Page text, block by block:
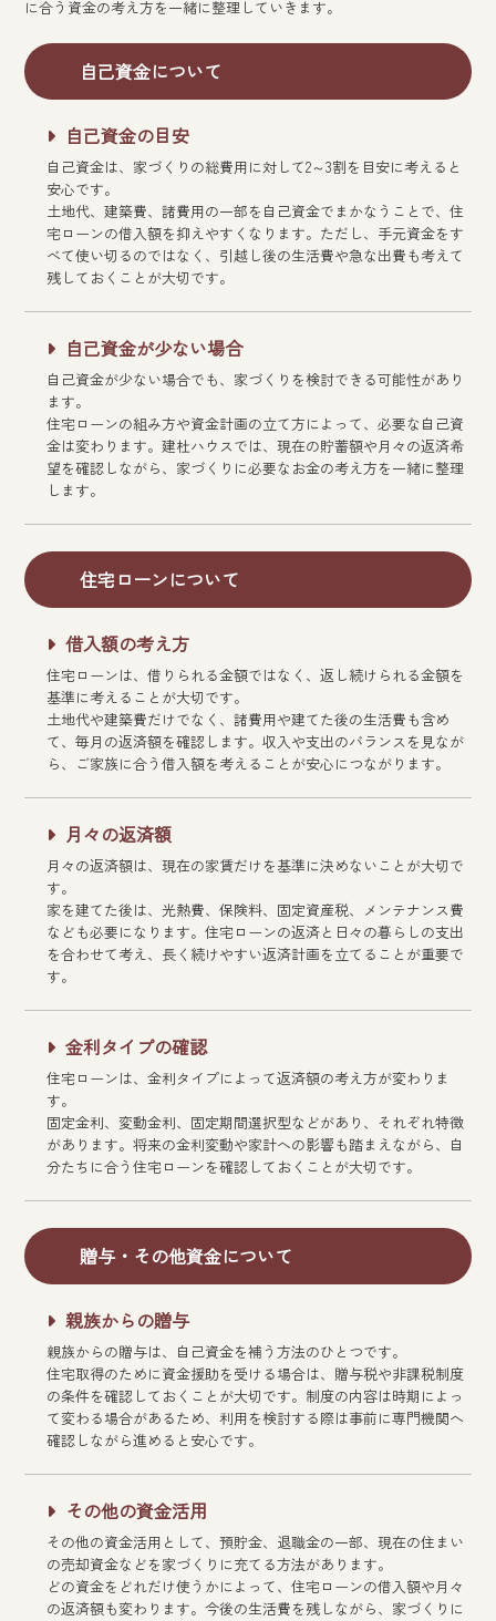
に合う資金の考え方を一緒に整理していきます。
自己資金について
自己資金の目安
自己資金は、家づくりの総費用に対して2～3割を目安に考えると
安心です。
土地代、建築費、諸費用の一部を自己資金でまかなうことで、住
宅ローンの借入額を抑えやすくなります。ただし、手元資金をす
べて使い切るのではなく、引越し後の生活費や急な出費も考えて
残しておくことが大切です。
自己資金が少ない場合
自己資金が少ない場合でも、家づくりを検討できる可能性があり
ます。
住宅ローンの組み方や資金計画の立て方によって、必要な自己資
金は変わります。建杜ハウスでは、現在の貯蓄額や月々の返済希
望を確認しながら、家づくりに必要なお金の考え方を一緒に整理
します。
住宅ローンについて
借入額の考え方
住宅ローンは、借りられる金額ではなく、返し続けられる金額を
基準に考えることが大切です。
土地代や建築費だけでなく、諸費用や建てた後の生活費も含め
て、毎月の返済額を確認します。収入や支出のバランスを見なが
ら、ご家族に合う借入額を考えることが安心につながります。
月々の返済額
月々の返済額は、現在の家賃だけを基準に決めないことが大切で
す。
家を建てた後は、光熱費、保険料、固定資産税、メンテナンス費
なども必要になります。住宅ローンの返済と日々の暮らしの支出
を合わせて考え、長く続けやすい返済計画を立てることが重要で
す。
金利タイプの確認
住宅ローンは、金利タイプによって返済額の考え方が変わりま
す。
固定金利、変動金利、固定期間選択型などがあり、それぞれ特徴
があります。将来の金利変動や家計への影響も踏まえながら、自
分たちに合う住宅ローンを確認しておくことが大切です。
贈与・その他資金について
親族からの贈与
親族からの贈与は、自己資金を補う方法のひとつです。
住宅取得のために資金援助を受ける場合は、贈与税や非課税制度
の条件を確認しておくことが大切です。制度の内容は時期によっ
て変わる場合があるため、利用を検討する際は事前に専門機関へ
確認しながら進めると安心です。
その他の資金活用
その他の資金活用として、預貯金、退職金の一部、現在の住まい
の売却資金などを家づくりに充てる方法があります。
どの資金をどれだけ使うかによって、住宅ローンの借入額や月々
の返済額も変わります。今後の生活費を残しながら、家づくりに